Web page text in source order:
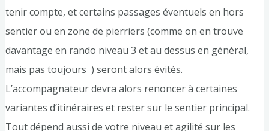
tenir compte, et certains passages éventuels en hors
sentier ou en zone de pierriers (comme on en trouve
davantage en rando niveau 3 et au dessus en général,
mais pas toujours ) seront alors évités.
L’accompagnateur devra alors renoncer à certaines
variantes d’itinéraires et rester sur le sentier principal.
Tout dépend aussi de votre niveau et agilité sur les